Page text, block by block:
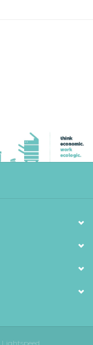
Lightspeed